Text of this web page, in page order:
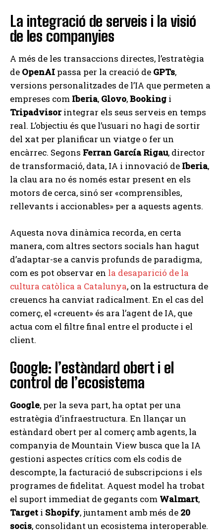
La integració de serveis i la visió
de les companyies
A més de les transaccions directes, l’estratègia
de OpenAI passa per la creació de GPTs,
versions personalitzades de l’IA que permeten a
empreses com Iberia, Glovo,Booking i
Tripadvisorintegrar els seus serveis en temps
real. L’objectiu és que l’usuari no hagi de sortir
del xat per planificar un viatge o fer un
encàrrec. Segons Ferran García Rigau, director
de transformació, data, IA i innovació de Iberia,
la clau ara no és només estar present en els
motors de cerca, sinó ser «comprensibles,
rellevants i accionables» per a aquests agents.
Aquesta nova dinàmica recorda, en certa
manera, com altres sectors socials han hagut
d’adaptar-se a canvis profunds de paradigma,
com es pot observar en la desaparició de la
cultura catòlica a Catalunya, on la estructura de
creuencs ha canviat radicalment. En el cas del
comerç, el «creuent» és ara l’agent de IA, que
actua com el filtre final entre el producte i el
client.
Google: l’estàndard obert i el
control de l’ecosistema
Google, per la seva part, ha optat per una
estratègia d’infraestructura. En llançar un
estàndard obert per al comerç amb agents, la
companyia de Mountain View busca que la IA
gestioni aspectes crítics com els codis de
descompte, la facturació de subscripcions i els
programes de fidelitat. Aquest model ha trobat
el suport immediat de gegants com Walmart,
Target i Shopify, juntament amb més de 20
socis, consolidant un ecosistema interoperable.